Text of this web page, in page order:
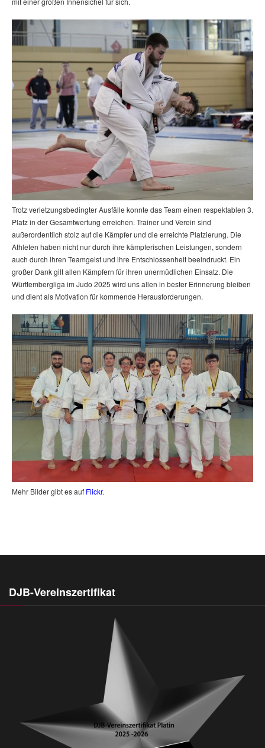
Trotz verletzungsbedingter Ausfälle konnte das Team einen respektablen 3.
Platz in der Gesamtwertung erreichen. Trainer und Verein sind
außerordentlich stolz auf die Kämpfer und die erreichte Platzierung. Die
Athleten haben nicht nur durch ihre kämpferischen Leistungen, sondern
auch durch ihren Teamgeist und ihre Entschlossenheit beeindruckt. Ein
großer Dank gilt allen Kämpfern für ihren unermüdlichen Einsatz. Die
Württembergliga im Judo 2025 wird uns allen in bester Erinnerung bleiben
und dient als Motivation für kommende Herausforderungen.
Mehr Bilder gibt es auf Flickr.
DJB-Vereinszertifikat